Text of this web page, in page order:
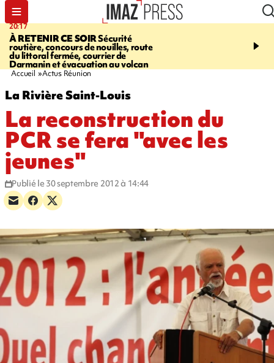
20:17
À RETENIR CE SOIRSécurité
routière, concours de nouilles, route
du littoral fermée, courrier de
Darmanin et évacuation au volcan
08:26
rencontre d'un géant
Accueil Actus Réunion
La Rivière Saint-Louis
La reconstruction du
PCR se fera "avec les
jeunes"
Publié le 30 septembre 2012 à 14:44